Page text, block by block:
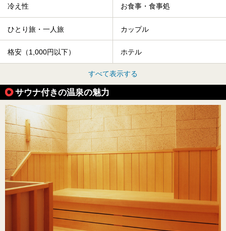
冷え性 お食事・食事処
ひとり旅・一人旅 カップル
格安（1,000円以下） ホテル
すべて表示する
サウナ付きの温泉の魅力